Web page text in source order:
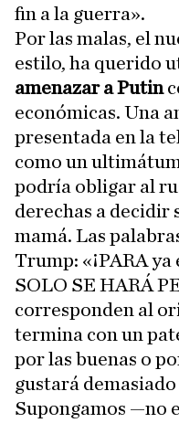
fin a la guerra».
Por las malas, el
estilo, ha querido
amenazar a Putin
económicas. Una
presentada en la
como un
podría obligar al
derechas a decidir
mamá. Las
Trump: «¡PARA
SOLO SE HARÁ
corresponden al
termina con un
por las buenas o
gustará
Supongamos —no